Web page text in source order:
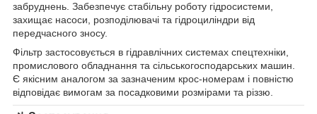
забруднень. Забезпечує стабільну роботу гідросистеми,
захищає насоси, розподілювачі та гідроциліндри від
передчасного зносу.
Фільтр застосовується в гідравлічних системах спецтехніки,
промислового обладнання та сільськогосподарських машин.
Є якісним аналогом за зазначеним крос-номерам і повністю
відповідає вимогам за посадковими розмірами та різзю.